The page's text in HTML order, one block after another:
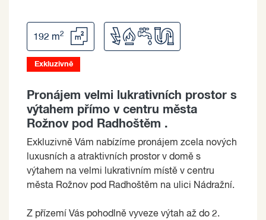
192 m2
Exkluzivně
Pronájem velmi lukrativních prostor s
výtahem přímo v centru města
Rožnov pod Radhoštěm .
Exkluzivně Vám nabízíme pronájem zcela nových
luxusních a atraktivních prostor v domě s
výtahem na velmi lukrativním místě v centru
města Rožnov pod Radhoštěm na ulici Nádražní.
Z přízemí Vás pohodlně vyveze výtah až do 2.